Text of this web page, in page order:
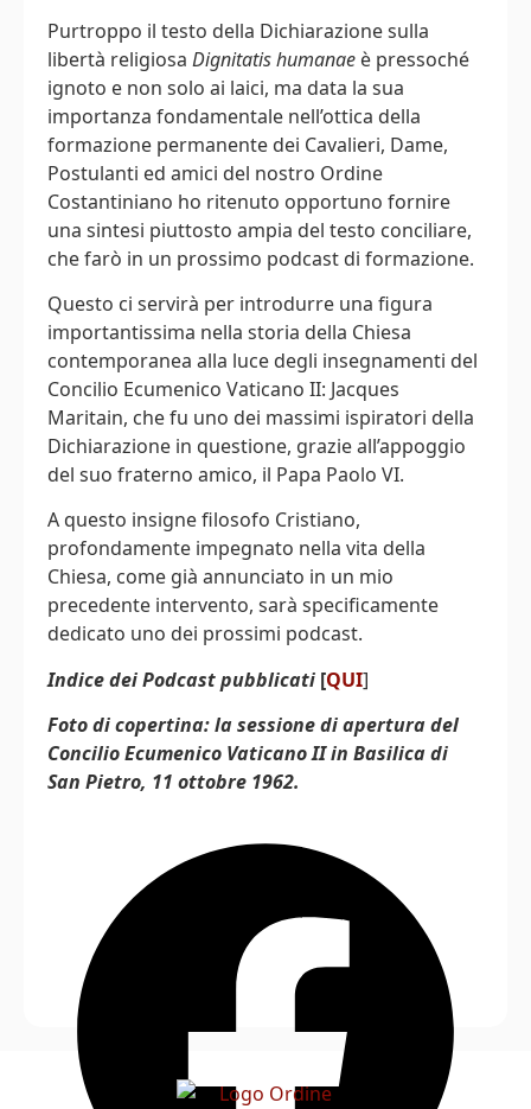
Purtroppo il testo della Dichiarazione sulla
libertà religiosa Dignitatis humanae è pressoché
ignoto e non solo ai laici, ma data la sua
importanza fondamentale nell’ottica della
formazione permanente dei Cavalieri, Dame,
Postulanti ed amici del nostro Ordine
Costantiniano ho ritenuto opportuno fornire
una sintesi piuttosto ampia del testo conciliare,
che farò in un prossimo podcast di formazione.
Questo ci servirà per introdurre una figura
importantissima nella storia della Chiesa
contemporanea alla luce degli insegnamenti del
Concilio Ecumenico Vaticano II: Jacques
Maritain, che fu uno dei massimi ispiratori della
Dichiarazione in questione, grazie all’appoggio
del suo fraterno amico, il Papa Paolo VI.
A questo insigne filosofo Cristiano,
profondamente impegnato nella vita della
Chiesa, come già annunciato in un mio
precedente intervento, sarà specificamente
dedicato uno dei prossimi podcast.
Indice dei Podcast pubblicati [QUI]
Foto di copertina: la sessione di apertura del
Concilio Ecumenico Vaticano II in Basilica di
San Pietro, 11 ottobre 1962.